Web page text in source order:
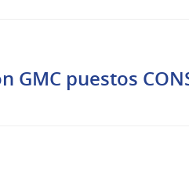
GMC puestos